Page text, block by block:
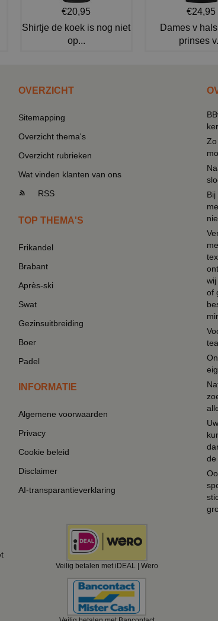
€20,95
Shirtje de koek is nog niet
op...
€24,95
Dames v
prinses
OVERZICHT
Sitemapping
Overzicht thema's
Overzicht rubrieken
Wat vinden klanten van ons
RSS
TOP THEMA'S
Frikandel
Brabant
Après-ski
Swat
Gezinsuitbreiding
Boer
Padel
INFORMATIE
Algemene voorwaarden
Privacy
Cookie beleid
Disclaimer
AI-transparantieverklaring
of
de
Veilig betalen met iDEAL | Wero